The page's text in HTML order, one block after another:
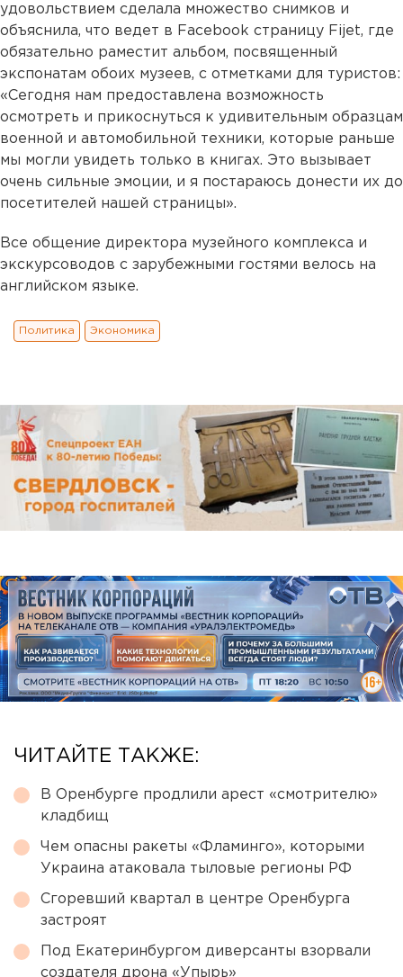
удовольствием сделала множество снимков и
объяснила, что ведет в Facebook страницу Fijet, где
обязательно раместит альбом, посвященный
экспонатам обоих музеев, с отметками для туристов:
«Сегодня нам предоставлена возможность
осмотреть и прикоснуться к удивительным образцам
военной и автомобильной техники, которые раньше
мы могли увидеть только в книгах. Это вызывает
очень сильные эмоции, и я постараюсь донести их до
посетителей нашей страницы».
Все общение директора музейного комплекса и
экскурсоводов с зарубежными гостями велось на
английском языке.
Политика Экономика
ЧИТАЙТЕ ТАКЖЕ:
В Оренбурге продлили арест «смотрителю»
кладбищ
Чем опасны ракеты «Фламинго», которыми
Украина атаковала тыловые регионы РФ
Сгоревший квартал в центре Оренбурга
застроят
Под Екатеринбургом диверсанты взорвали
создателя дрона «Упырь»